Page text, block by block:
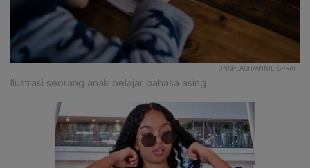
UNSPLASH/ANNIE SPRATT
Ilustrasi seorang anak belajar bahasa asing